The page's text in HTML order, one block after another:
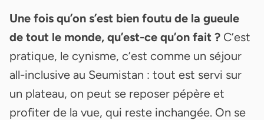
Une fois qu’on s’est bien foutu de la gueule
de tout le monde, qu’est-ce qu’on fait ? C’est
pratique, le cynisme, c’est comme un séjour
all-inclusive au Seumistan : tout est servi sur
un plateau, on peut se reposer pépère et
profiter de la vue, qui reste inchangée. On se